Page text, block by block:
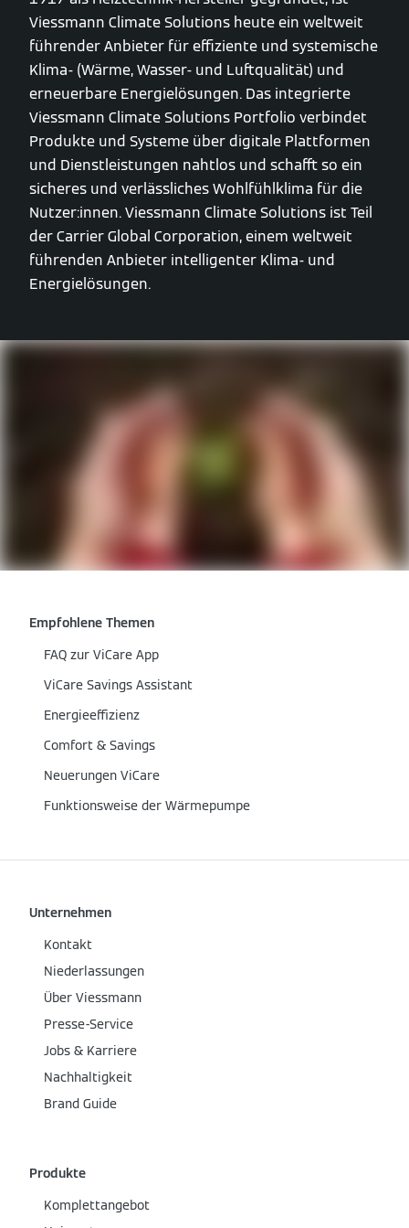
Viessmann Climate Solutions heute ein weltweit
führender Anbieter für effiziente und systemische
Klima- (Wärme, Wasser- und Luftqualität) und
erneuerbare Energielösungen. Das integrierte
Viessmann Climate Solutions Portfolio verbindet
Produkte und Systeme über digitale Plattformen
und Dienstleistungen nahtlos und schafft so ein
sicheres und verlässliches Wohlfühlklima für die
Nutzer:innen. Viessmann Climate Solutions ist Teil
der Carrier Global Corporation, einem weltweit
führenden Anbieter intelligenter Klima- und
Energielösungen.
Empfohlene Themen
FAQ zur ViCare App
ViCare Savings Assistant
Energieeffizienz
Comfort & Savings
Neuerungen ViCare
Funktionsweise der Wärmepumpe
Unternehmen
Kontakt
Niederlassungen
Über Viessmann
Presse-Service
Jobs & Karriere
Nachhaltigkeit
Brand Guide
Produkte
Komplettangebot